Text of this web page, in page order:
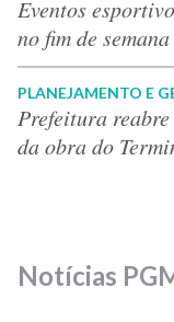
Eventos
no fim de semana
PLANEJAMENTO E
Prefeitura
da obra do
Notícias